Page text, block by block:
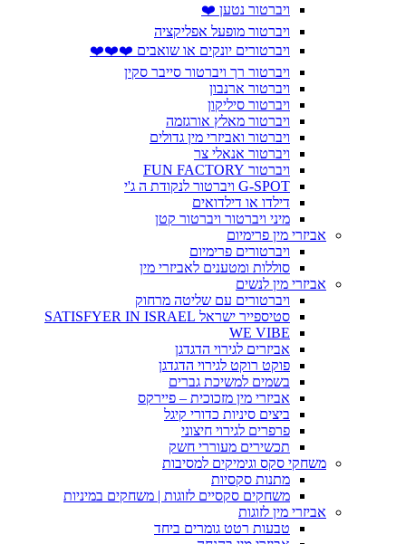
ויברטור נטען ❤️
ויברטור מופעל אפליקציה
ויברטורים יונקים או שואבים ❤️❤️❤️
ויברטור רך ויברטור סייבר סקין
ויברטור ארנבון
ויברטור סיליקון
ויברטור מאלץ אורגזמה
ויברטור ואביזרי מין גדולים
ויברטור אנאלי צר
ויברטור FUN FACTORY
G-SPOT ויברטור לנקודת ה ג'י
דילדו או דילדואים
מיני ויברטור ויברטור קטן
אביזרי מין פרימיום
ויברטורים פרימיום
סוללות ומטענים לאביזרי מין
אביזרי מין לנשים
ויברטורים עם שליטה מרחוק
סטיספייר ישראל SATISFYER IN ISRAEL
WE VIBE
אביזרים לגירוי הדגדגן
פוקט רוקט לגירוי הדגדגן
בשמים למשיכת גברים
אביזרי מין מזכוכית – פיירקס
ביצים סיניות כדורי קיגל
פרפרים לגירוי חיצוני
תכשירים מעוררי חשק
משחקי סקס וגימיקים למסיבות
מתנות סקסיות
משחקים סקסיים לזוגות | משחקים במיניות
אביזרי מין לזוגות
טבעות רטט גומרים ביחד